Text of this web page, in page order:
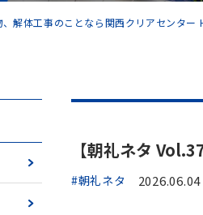
解体工事のことなら関西クリアセンター
【朝礼ネタ
#朝礼ネタ 2026.06.04